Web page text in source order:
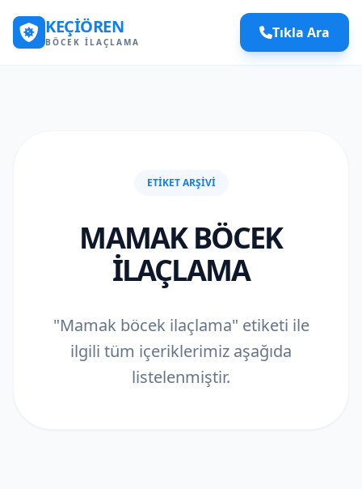
KEÇIÖREN
BÖCEK İLAÇLAMA
Tıkla Ara
ETIKET ARŞIVI
MAMAK BÖCEK
ILAÇLAMA
"Mamak böcek ilaçlama" etiketi ile
ilgili tüm içeriklerimiz aşağıda
listelenmiştir.